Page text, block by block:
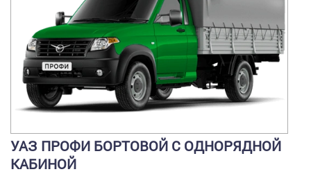
УАЗ ПРОФИ БОРТОВОЙ С ОДНОРЯДНОЙ
КАБИНОЙ